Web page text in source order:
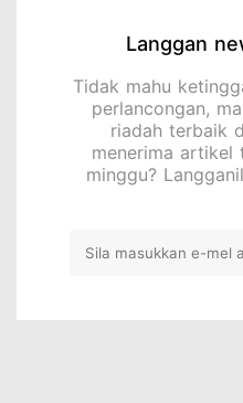
Langgan
Tidak mahu
perlancongan,
riadah terbaik
menerima artikel
minggu?